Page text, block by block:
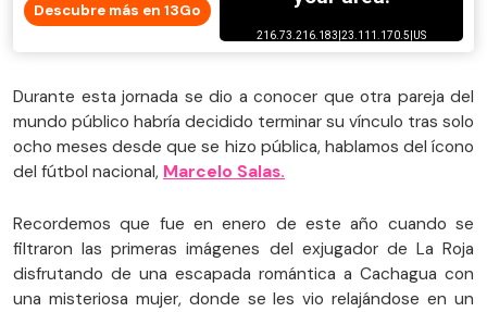
Descubre más en 13Go
Durante esta jornada se dio a conocer que otra pareja del
mundo público habría decidido terminar su vínculo tras solo
ocho meses desde que se hizo pública, hablamos del ícono
del fútbol nacional, Marcelo Salas.
Recordemos que fue en enero de este año cuando se
filtraron las primeras imágenes del exjugador de La Roja
disfrutando de una escapada romántica a Cachagua con
una misteriosa mujer, donde se les vio relajándose en un